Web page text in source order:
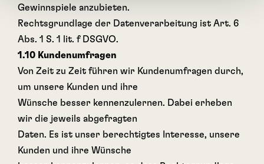
Gewinnspiele anzubieten.
Rechtsgrundlage der Datenverarbeitung ist Art. 6
Abs. 1 S. 1 lit. f DSGVO.
1.10 Kundenumfragen
Von Zeit zu Zeit führen wir Kundenumfragen durch,
um unsere Kunden und ihre
Wünsche besser kennenzulernen. Dabei erheben
wir die jeweils abgefragten
Daten. Es ist unser berechtigtes Interesse, unsere
Kunden und ihre Wünsche